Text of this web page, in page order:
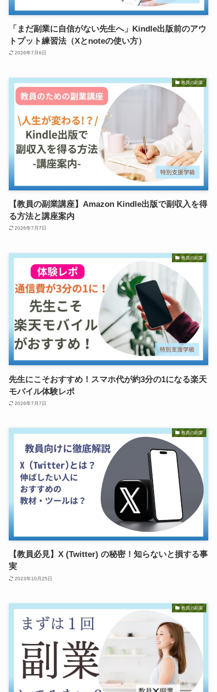
「まだ副業に自信がない先生へ」Kindle出版前のアウ
トプット練習法（Xとnoteの使い方）
2026年7月6日
教員の副業
【教員の副業講座】Amazon Kindle出版で副収入を得
る方法と講座案内
2026年7月7日
教員の副業
先生にこそおすすめ！スマホ代が約3分の1になる楽天
モバイル体験レポ
2026年7月7日
教員の副業
【教員必見】X (Twitter) の秘密！知らないと損する事
実
2023年10月25日
教員の副業